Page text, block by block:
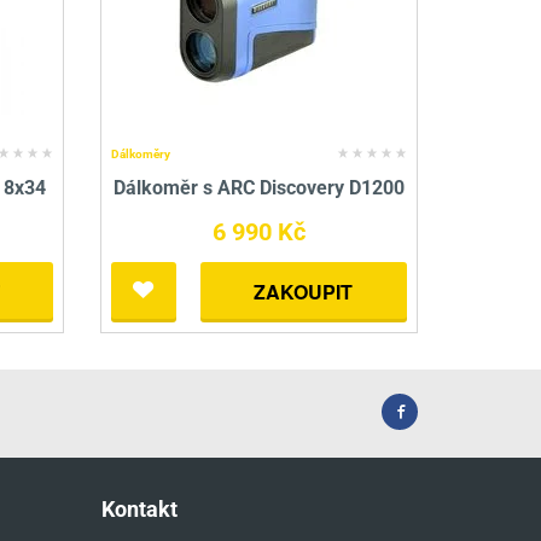
prostředky
Engineering
8x34
Dálkoměry
Dálkoměr s ARC Discovery D1200
6 990 Kč
ZAKOUPIT
Kontakt